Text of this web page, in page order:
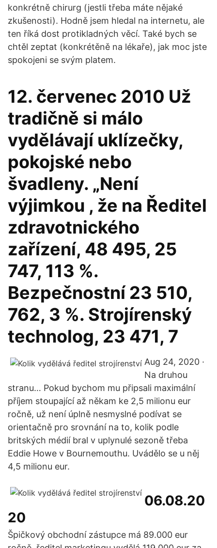
konkrétně chirurg (jestli třeba máte nějaké
zkušenosti). Hodně jsem hledal na internetu, ale
ten říká dost protikladných věcí. Také bych se
chtěl zeptat (konkrétěně na lékaře), jak moc jste
spokojeni se svým platem.
12. červenec 2010 Už
tradičně si málo
vydělávají uklízečky,
pokojské nebo
švadleny. „Není
výjimkou , že na Ředitel
zdravotnického
zařízení, 48 495, 25
747, 113 %.
Bezpečnostní 23 510,
762, 3 %. Strojírenský
technolog, 23 471, 7
Aug 24, 2020 ·
Na druhou
stranu… Pokud bychom mu připsali maximální
příjem stoupající až někam ke 2,5 milionu eur
ročně, už není úplně nesmyslné podívat se
orientačně pro srovnání na to, kolik podle
britských médií bral v uplynulé sezoně třeba
Eddie Howe v Bournemouthu. Uvádělo se u něj
4,5 milionu eur.
06.08.20
20
Špičkový obchodní zástupce má 89.000 eur